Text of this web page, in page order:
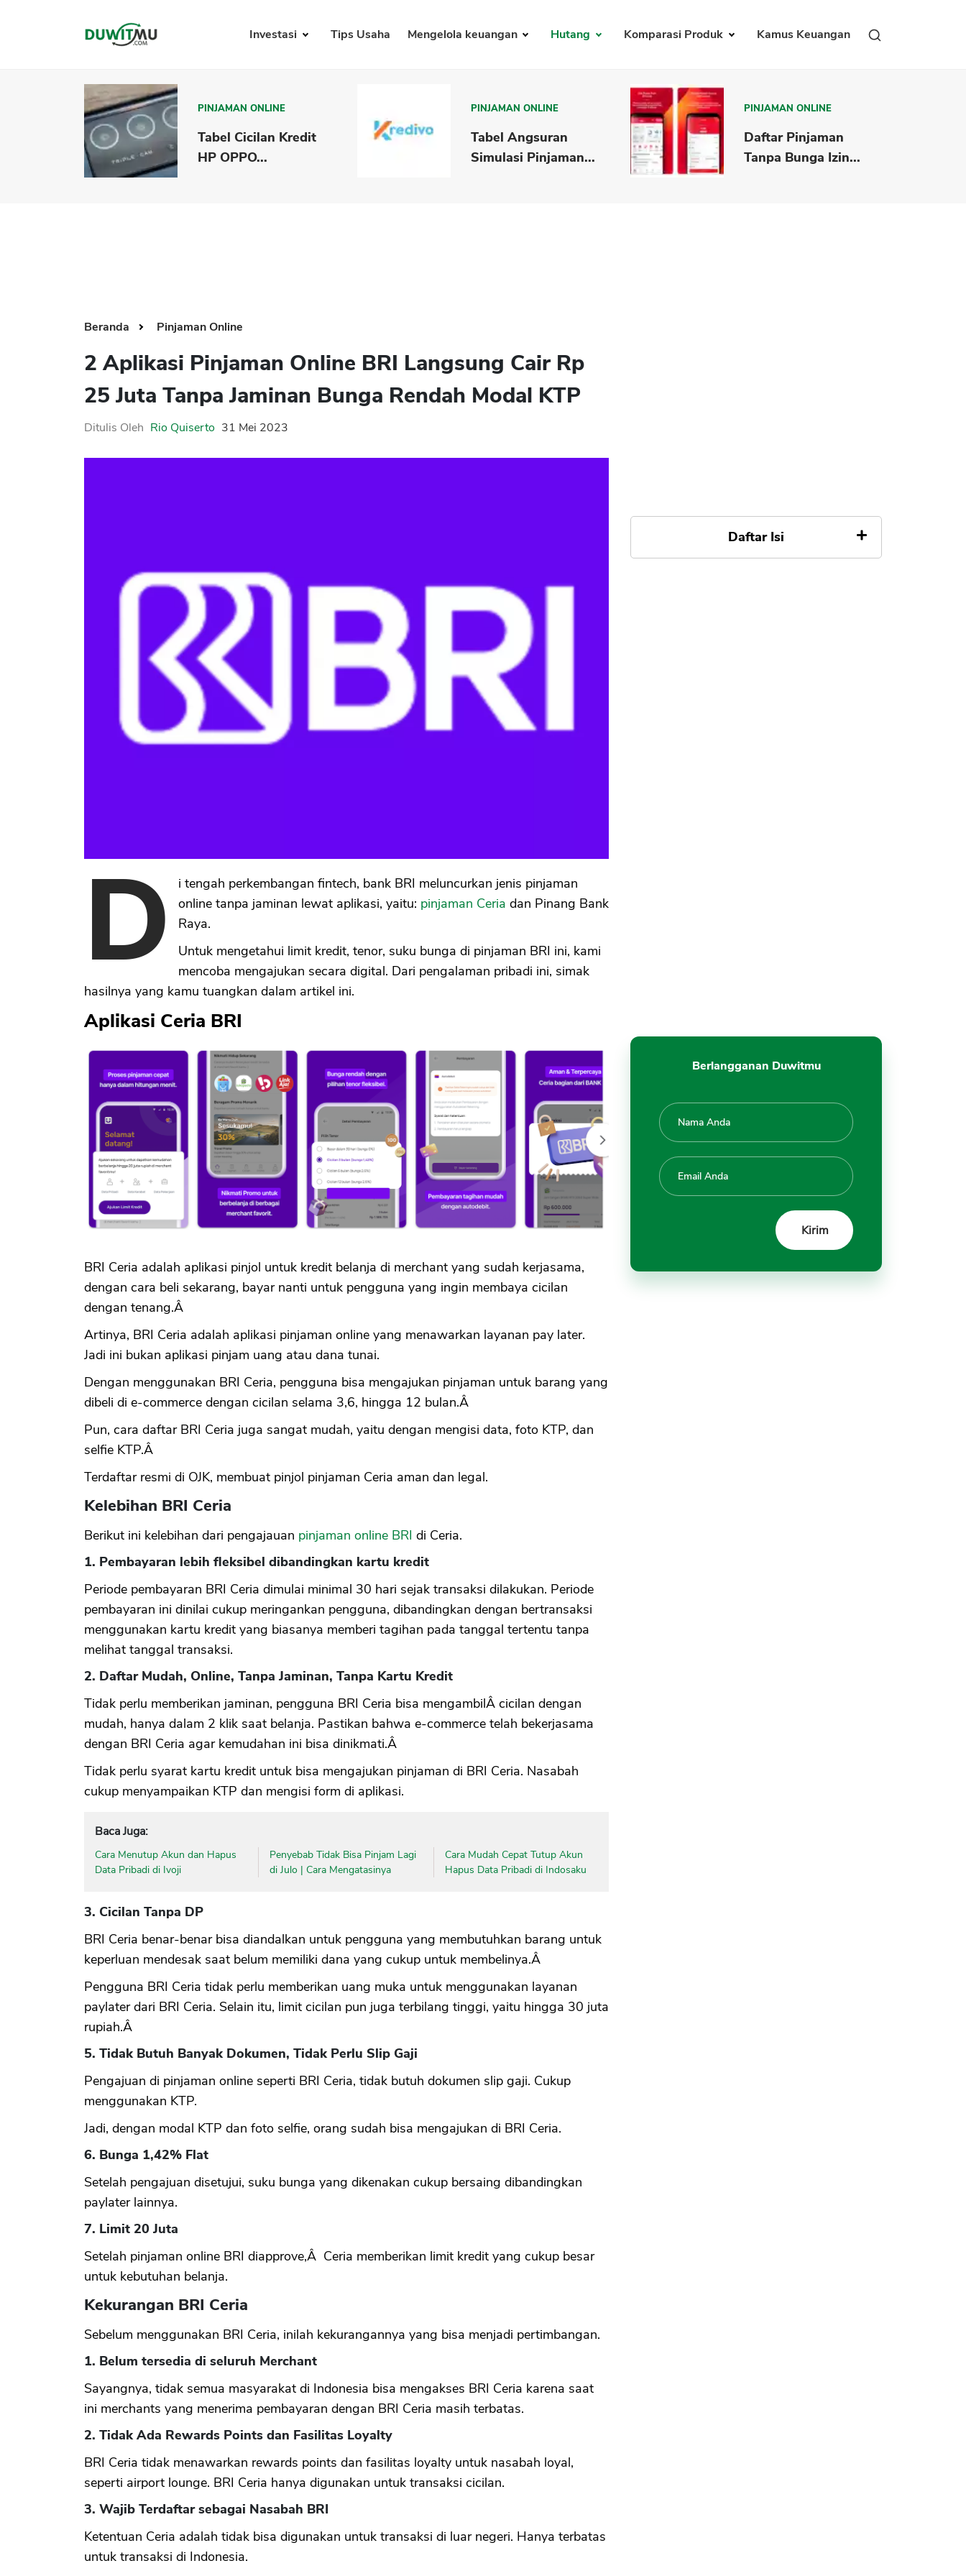
Investasi Tips Usaha Mengelola keuangan Hutang Komparasi Produk Kamus Keuangan
PINJAMAN ONLINE
Tabel Cicilan Kredit
HP OPPO...
PINJAMAN ONLINE
Tabel Angsuran
Simulasi Pinjaman...
PINJAMAN ONLINE
Daftar Pinjaman
Tanpa Bunga Izin...
Beranda Pinjaman Online
2 Aplikasi Pinjaman Online BRI Langsung Cair Rp
25 Juta Tanpa Jaminan Bunga Rendah Modal KTP
Ditulis Oleh Rio Quiserto 31 Mei 2023
D
i tengah perkembangan fintech, bank BRI meluncurkan jenis pinjaman
online tanpa jaminan lewat aplikasi, yaitu: pinjaman Ceria dan Pinang Bank
Raya.
Untuk mengetahui limit kredit, tenor, suku bunga di pinjaman BRI ini, kami
mencoba mengajukan secara digital. Dari pengalaman pribadi ini, simak
hasilnya yang kamu tuangkan dalam artikel ini.
Aplikasi Ceria BRI
BRI Ceria adalah aplikasi pinjol untuk kredit belanja di merchant yang sudah kerjasama,
dengan cara beli sekarang, bayar nanti untuk pengguna yang ingin membaya cicilan
dengan tenang.Â
Artinya, BRI Ceria adalah aplikasi pinjaman online yang menawarkan layanan pay later.
Jadi ini bukan aplikasi pinjam uang atau dana tunai.
Dengan menggunakan BRI Ceria, pengguna bisa mengajukan pinjaman untuk barang yang
dibeli di e-commerce dengan cicilan selama 3,6, hingga 12 bulan.Â
Pun, cara daftar BRI Ceria juga sangat mudah, yaitu dengan mengisi data, foto KTP, dan
selfie KTP.Â
Terdaftar resmi di OJK, membuat pinjol pinjaman Ceria aman dan legal.
Kelebihan BRI Ceria
Berikut ini kelebihan dari pengajauan pinjaman online BRI di Ceria.
1. Pembayaran lebih fleksibel dibandingkan kartu kredit
Periode pembayaran BRI Ceria dimulai minimal 30 hari sejak transaksi dilakukan. Periode
pembayaran ini dinilai cukup meringankan pengguna, dibandingkan dengan bertransaksi
menggunakan kartu kredit yang biasanya memberi tagihan pada tanggal tertentu tanpa
melihat tanggal transaksi.
2. Daftar Mudah, Online, Tanpa Jaminan, Tanpa Kartu Kredit
Tidak perlu memberikan jaminan, pengguna BRI Ceria bisa mengambilÂ cicilan dengan
mudah, hanya dalam 2 klik saat belanja. Pastikan bahwa e-commerce telah bekerjasama
dengan BRI Ceria agar kemudahan ini bisa dinikmati.Â
Tidak perlu syarat kartu kredit untuk bisa mengajukan pinjaman di BRI Ceria. Nasabah
cukup menyampaikan KTP dan mengisi form di aplikasi.
Baca Juga:
Cara Menutup Akun dan Hapus
Data Pribadi di Ivoji
Penyebab Tidak Bisa Pinjam Lagi
di Julo | Cara Mengatasinya
Cara Mudah Cepat Tutup Akun
Hapus Data Pribadi di Indosaku
3. Cicilan Tanpa DP
BRI Ceria benar-benar bisa diandalkan untuk pengguna yang membutuhkan barang untuk
keperluan mendesak saat belum memiliki dana yang cukup untuk membelinya.Â
Pengguna BRI Ceria tidak perlu memberikan uang muka untuk menggunakan layanan
paylater dari BRI Ceria. Selain itu, limit cicilan pun juga terbilang tinggi, yaitu hingga 30 juta
rupiah.Â
5. Tidak Butuh Banyak Dokumen, Tidak Perlu Slip Gaji
Pengajuan di pinjaman online seperti BRI Ceria, tidak butuh dokumen slip gaji. Cukup
menggunakan KTP.
Jadi, dengan modal KTP dan foto selfie, orang sudah bisa mengajukan di BRI Ceria.
6. Bunga 1,42% Flat
Setelah pengajuan disetujui, suku bunga yang dikenakan cukup bersaing dibandingkan
paylater lainnya.
7. Limit 20 Juta
Setelah pinjaman online BRI diapprove,Â Ceria memberikan limit kredit yang cukup besar
untuk kebutuhan belanja.
Kekurangan BRI Ceria
Sebelum menggunakan BRI Ceria, inilah kekurangannya yang bisa menjadi pertimbangan.
1. Belum tersedia di seluruh Merchant
Sayangnya, tidak semua masyarakat di Indonesia bisa mengakses BRI Ceria karena saat
ini merchants yang menerima pembayaran dengan BRI Ceria masih terbatas.
2. Tidak Ada Rewards Points dan Fasilitas Loyalty
BRI Ceria tidak menawarkan rewards points dan fasilitas loyalty untuk nasabah loyal,
seperti airport lounge. BRI Ceria hanya digunakan untuk transaksi cicilan.
3. Wajib Terdaftar sebagai Nasabah BRI
Ketentuan Ceria adalah tidak bisa digunakan untuk transaksi di luar negeri. Hanya terbatas
untuk transaksi di Indonesia.
Daftar Isi
Berlangganan Duwitmu